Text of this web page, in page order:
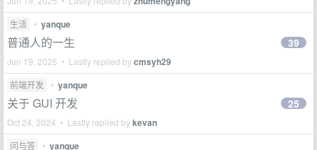
生活 • yanque
普通人的一生
Jun 19, 2025 • Lastly replied bycmsyh29
39
前端开发 • yanque
关于 GUI 开发
Oct 24, 2024 • Lastly replied bykevan
25
问与答 • yanque